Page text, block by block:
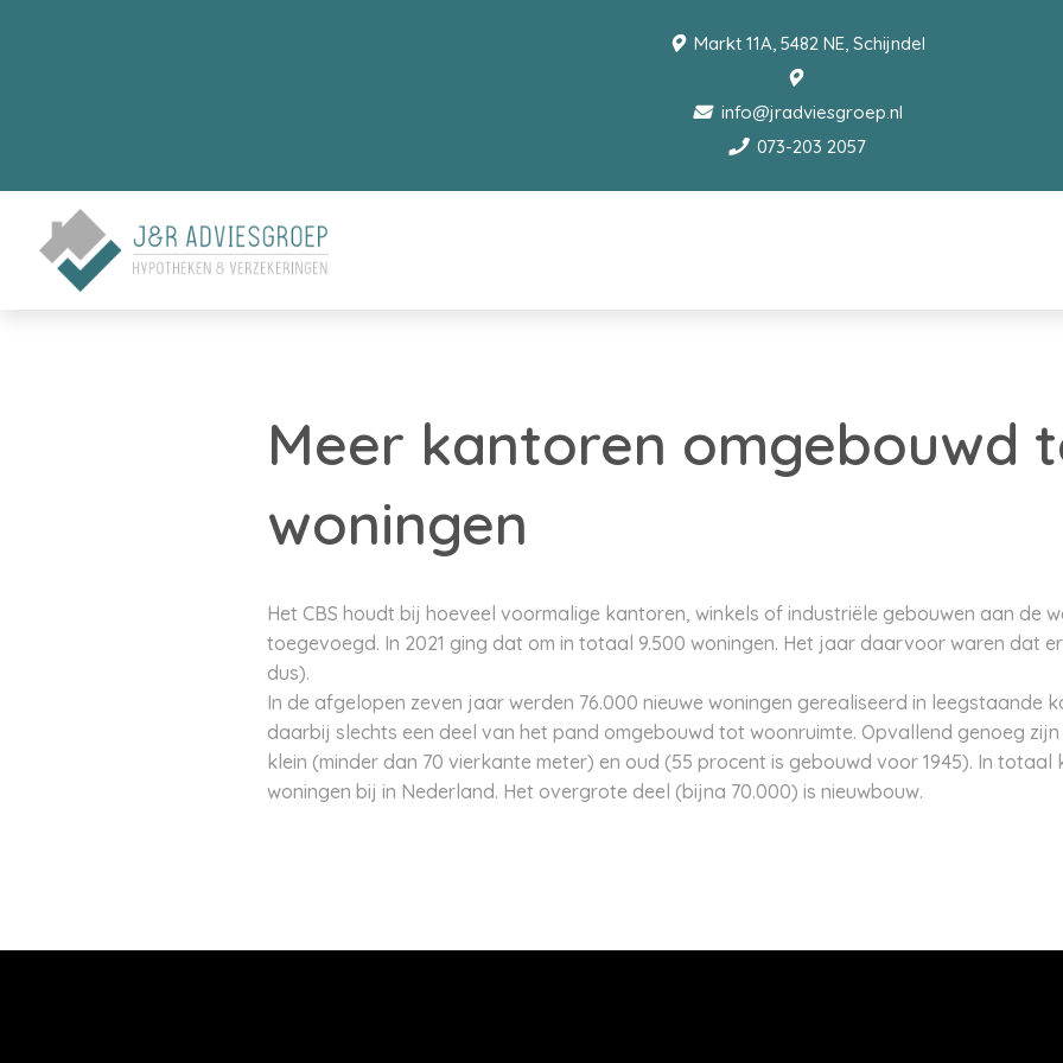
Markt 11A, 5482 NE, Schijndel
info@jradviesgroep.nl
073-203 2057
Meer kantoren omgebouwd
woningen
Het CBS houdt bij hoeveel voormalige kantoren, winkels of industriële gebouwen aan de
toegevoegd. In 2021 ging dat om in totaal 9.500 woningen. Het jaar daarvoor waren dat er
dus).
In de afgelopen zeven jaar werden 76.000 nieuwe woningen gerealiseerd in leegstaande
daarbij slechts een deel van het pand omgebouwd tot woonruimte. Opvallend genoeg
klein (minder dan 70 vierkante meter) en oud (55 procent is gebouwd voor 1945). In totaal
woningen bij in Nederland. Het overgrote deel (bijna 70.000) is nieuwbouw.